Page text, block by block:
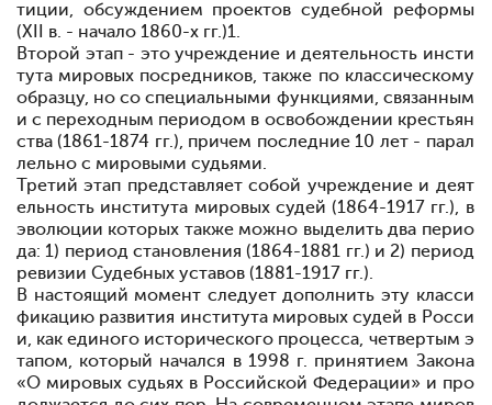
тиции, обсуждением проектов судебной реформы
(XII в. - начало 1860-х гг.)1.
Второй этап - это учреждение и деятельность инсти
тута мировых посредников, также по классическому
образцу, но со специальными функциями, связанным
и с переходным периодом в освобождении крестьян
ства (1861-1874 гг.), причем последние 10 лет - парал
лельно с мировыми судьями.
Третий этап представляет собой учреждение и деят
ельность института мировых судей (1864-1917 гг.), в
эволюции которых также можно выделить два перио
да: 1) период становления (1864-1881 гг.) и 2) период
ревизии Судебных уставов (1881-1917 гг.).
В настоящий момент следует дополнить эту класси
фикацию развития института мировых судей в Росси
и, как единого исторического процесса, четвертым э
тапом, который начался в 1998 г. принятием Закона
«О мировых судьях в Российской Федерации» и про